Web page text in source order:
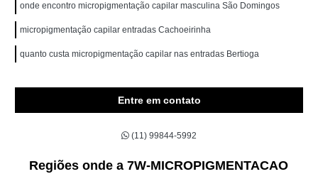
onde encontro micropigmentação capilar masculina São Domingos
micropigmentação capilar entradas Cachoeirinha
quanto custa micropigmentação capilar nas entradas Bertioga
Entre em contato
(11) 99844-5992
Regiões onde a 7W-MICROPIGMENTACAO